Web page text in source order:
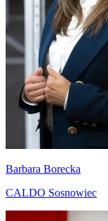
Barbara Borecka
CALDO Sosnowiec